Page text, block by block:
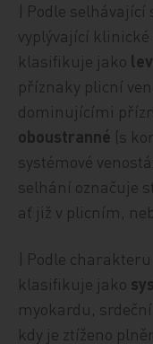
| Podle selhávající
vyplývající
klasifikuje jako
příznaky plicní
dominujícími
oboustranné (s
systémové
selhání označuje
ať již v plicním,
| Podle
klasifikuje jako
myokardu, srdeční
kdy je ztíženo